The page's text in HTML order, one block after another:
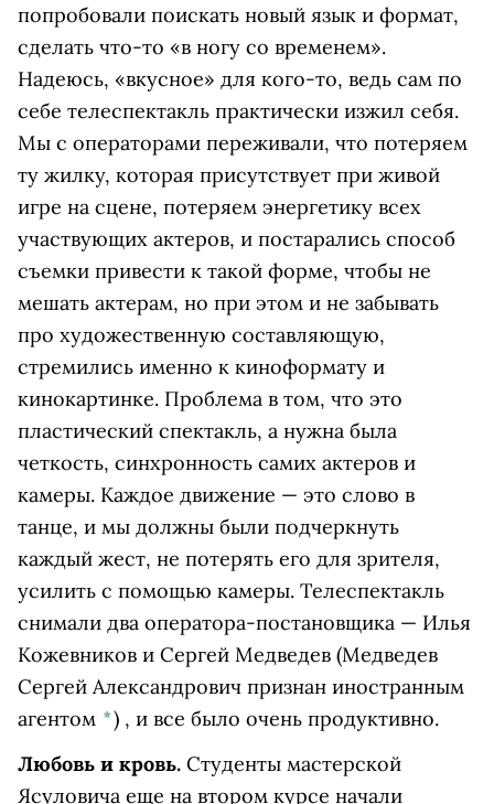
попробовали поискать новый язык и формат,
сделать что-то «в ногу со временем».
Надеюсь, «вкусное» для кого-то, ведь сам по
себе телеспектакль практически изжил себя.
Мы с операторами переживали, что потеряем
ту жилку, которая присутствует при живой
игре на сцене, потеряем энергетику всех
участвующих актеров, и постарались способ
съемки привести к такой форме, чтобы не
мешать актерам, но при этом и не забывать
про художественную составляющую,
стремились именно к киноформату и
кинокартинке. Проблема в том, что это
пластический спектакль, а нужна была
четкость, синхронность самих актеров и
камеры. Каждое движение — это слово в
танце, и мы должны были подчеркнуть
каждый жест, не потерять его для зрителя,
усилить с помощью камеры. Телеспектакль
снимали два оператора-постановщика — Илья
Кожевников и Сергей Медведев (Медведев
Сергей Александрович признан иностранным
агентом *) , и все было очень продуктивно.
Любовь и кровь. Студенты мастерской
Ясуловича еще на втором курсе начали